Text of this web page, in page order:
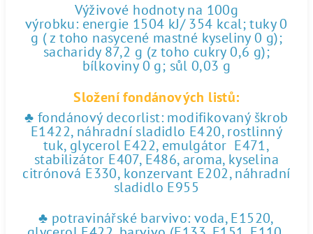
Výživové hodnoty na 100g
výrobku: energie 1504 kJ/ 354 kcal; tuky 0
g ( z toho nasycené mastné kyseliny 0 g);
sacharidy 87,2 g (z toho cukry 0,6 g);
bílkoviny 0 g; sůl 0,03 g
Složení fondánových listů:
♣ fondánový decorlist: modifikovaný škrob
E1422, náhradní sladidlo E420, rostlinný
tuk, glycerol E422, emulgátor E471,
stabilizátor E407, E486, aroma, kyselina
citrónová E330, konzervant E202, náhradní
sladidlo E955
♣ potravinářské barvivo: voda, E1520,